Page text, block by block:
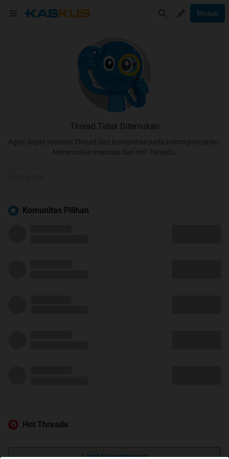
Masuk
Thread Tidak Ditemukan
Agan dapat mencari Thread dan Komunitas pada kolom pencarian.
Menemukan inspirasi dari Hot Threads.
Komunitas Pilihan
Hot Threads
Lihat Selengkapnya